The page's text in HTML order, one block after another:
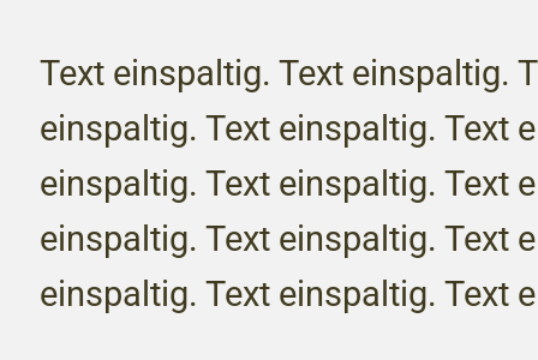
Text einspaltig. Text einspaltig.
einspaltig. Text einspaltig. Text
einspaltig. Text einspaltig. Text
einspaltig. Text einspaltig. Text
einspaltig. Text einspaltig. Text